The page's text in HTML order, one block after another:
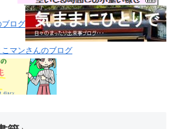
ブログ
マンさんのブログ